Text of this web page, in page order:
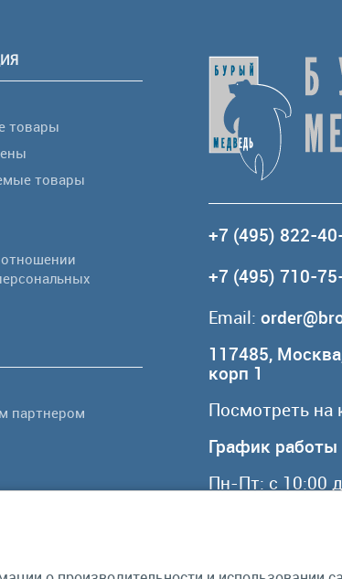
товары
товары
партнером
+7 (495) 822-
+7 (495) 710-
Email:
117485,
корп 1
Посмотреть на
График работы
Пн-Пт: с 10:00